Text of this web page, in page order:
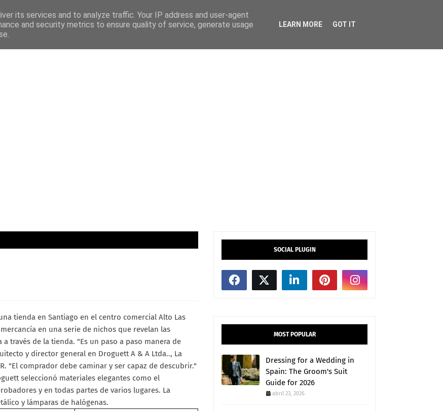
Mega Menu
tienda en Santiago en el centro comercial Alto Las
en una serie de nichos que revelan las
través de la tienda. "Es un paso a paso manera de
y director general en Droguett A & A Ltda.., La
"El comprador debe caminar y ser capaz de descubrir."
seleccionó materiales elegantes como el
y en todas partes de varios lugares. La
y lámparas de halógenas.
SOCIAL PLUGIN
MOST POPULAR
Dressing for a Wedding in
Spain: The Groom's Suit
Guide for 2026
abril 23, 2026
its services and to analyze traffic. Your IP address and user-agent
and security metrics to ensure quality of service, generate usage
LEARN MORE GOT IT